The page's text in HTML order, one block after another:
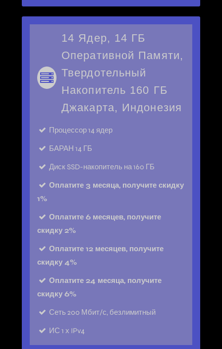
14 Ядер, 14 ГБ
Оперативной Памяти,
Твердотельный
Накопитель 160 ГБ
Джакарта, Индонезия
Процессор14 ядер
БАРАН 14 ГБ
ДискSSD-накопитель на 160 ГБ
Оплатите 3 месяца, получите скидку
1%
Оплатите 6 месяцев, получите
скидку 2%
Оплатите 12 месяцев, получите
скидку 4%
Оплатите 24 месяца, получите
скидку 6%
Сеть 200 Мбит/с, безлимитный
ИС 1 х IPv4